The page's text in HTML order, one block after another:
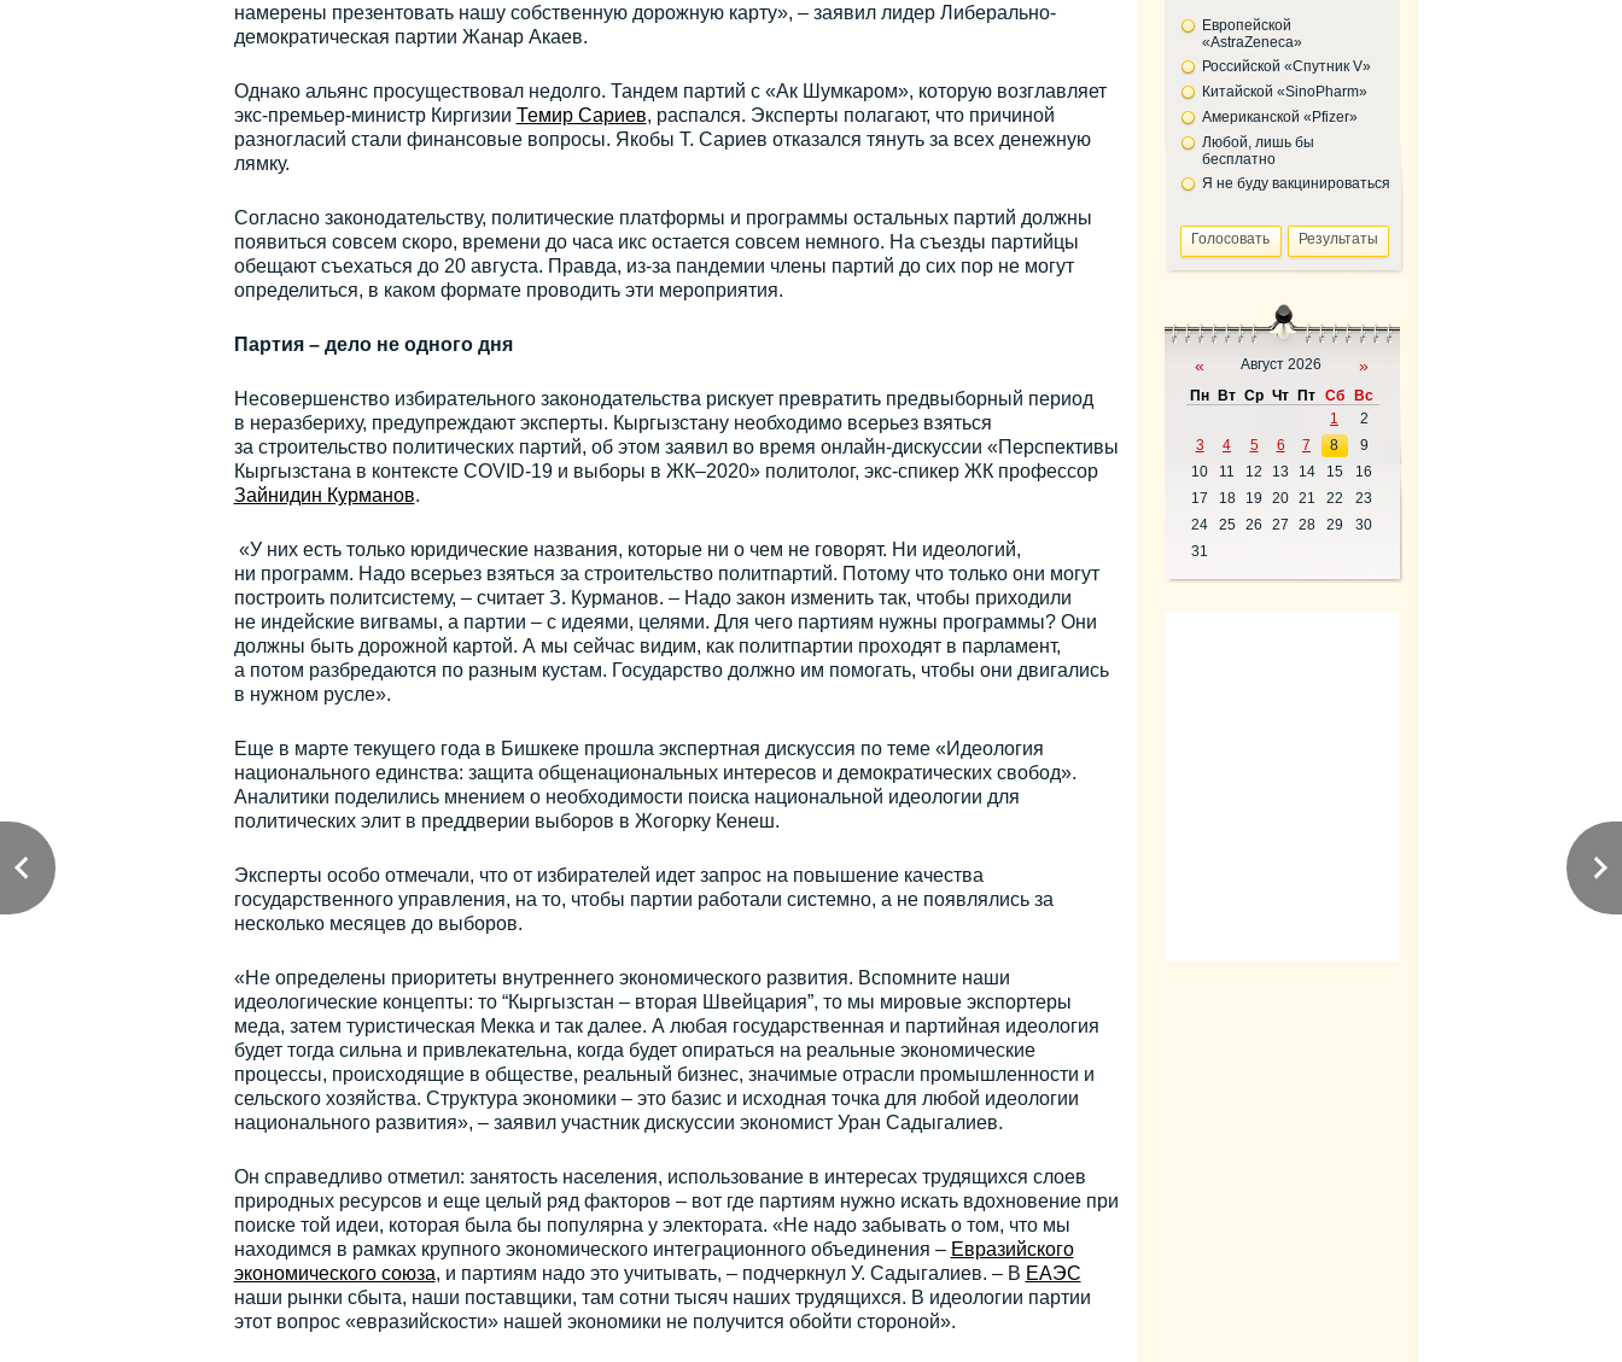
намерены презентовать нашу собственную дорожную карту», – заявил лидер Либерально-
демократическая партии Жанар Акаев.
Однако альянс просуществовал недолго. Тандем партий с «Ак Шумкаром», которую возглавляет
экс-премьер-министр Киргизии Темир Сариев, распался. Эксперты полагают, что причиной
разногласий стали финансовые вопросы. Якобы Т. Сариев отказался тянуть за всех денежную
лямку.
Согласно законодательству, политические платформы и программы остальных партий должны
появиться совсем скоро, времени до часа икс остается совсем немного. На съезды партийцы
обещают съехаться до 20 августа. Правда, из-за пандемии члены партий до сих пор не могут
определиться, в каком формате проводить эти мероприятия.
Партия – дело не одного дня
Несовершенство избирательного законодательства рискует превратить предвыборный период
в неразбериху, предупреждают эксперты. Кыргызстану необходимо всерьез взяться
за строительство политических партий, об этом заявил во время онлайн-дискуссии «Перспективы
Кыргызстана в контексте COVID-19 и выборы в ЖК–2020» политолог, экс-спикер ЖК профессор
Зайнидин Курманов.
«У них есть только юридические названия, которые ни о чем не говорят. Ни идеологий,
ни программ. Надо всерьез взяться за строительство политпартий. Потому что только они могут
построить политсистему, – считает З. Курманов. – Надо закон изменить так, чтобы приходили
не индейские вигвамы, а партии – с идеями, целями. Для чего партиям нужны программы? Они
должны быть дорожной картой. А мы сейчас видим, как политпартии проходят в парламент,
а потом разбредаются по разным кустам. Государство должно им помогать, чтобы они двигались
в нужном русле».
Еще в марте текущего года в Бишкеке прошла экспертная дискуссия по теме «Идеология
национального единства: защита общенациональных интересов и демократических свобод».
Аналитики поделились мнением о необходимости поиска национальной идеологии для
политических элит в преддверии выборов в Жогорку Кенеш.
Эксперты особо отмечали, что от избирателей идет запрос на повышение качества
государственного управления, на то, чтобы партии работали системно, а не появлялись за
несколько месяцев до выборов.
«Не определены приоритеты внутреннего экономического развития. Вспомните наши
идеологические концепты: то “Кыргызстан – вторая Швейцария”, то мы мировые экспортеры
меда, затем туристическая Мекка и так далее. А любая государственная и партийная идеология
будет тогда сильна и привлекательна, когда будет опираться на реальные экономические
процессы, происходящие в обществе, реальный бизнес, значимые отрасли промышленности и
сельского хозяйства. Структура экономики – это базис и исходная точка для любой идеологии
национального развития», – заявил участник дискуссии экономист Уран Садыгалиев.
Он справедливо отметил: занятость населения, использование в интересах трудящихся слоев
природных ресурсов и еще целый ряд факторов – вот где партиям нужно искать вдохновение при
поиске той идеи, которая была бы популярна у электората. «Не надо забывать о том, что мы
находимся в рамках крупного экономического интеграционного объединения – Евразийского
экономического союза, и партиям надо это учитывать, – подчеркнул У. Садыгалиев. – В ЕАЭС
наши рынки сбыта, наши поставщики, там сотни тысяч наших трудящихся. В идеологии партии
этот вопрос «евразийскости» нашей экономики не получится обойти стороной».
Европейской
«AstraZeneca»
Российской «Спутник V»
Китайской «SinoPharm»
Американской «Pfizer»
Любой, лишь бы
бесплатно
Я не буду вакцинироваться
« Август 2026 »
Пн Вт Ср Чт Пт Сб
Вс
1
2
3
4 5 6 7 8
9
10
11 12 13 14 15
16
17
18 19 20 21 22
23
24
25 26 27 28 29
30
31